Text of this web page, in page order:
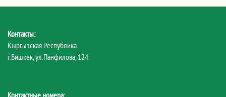
Контакты:
Кыргызская Республика
г.Бишкек, ул.Панфилова, 124